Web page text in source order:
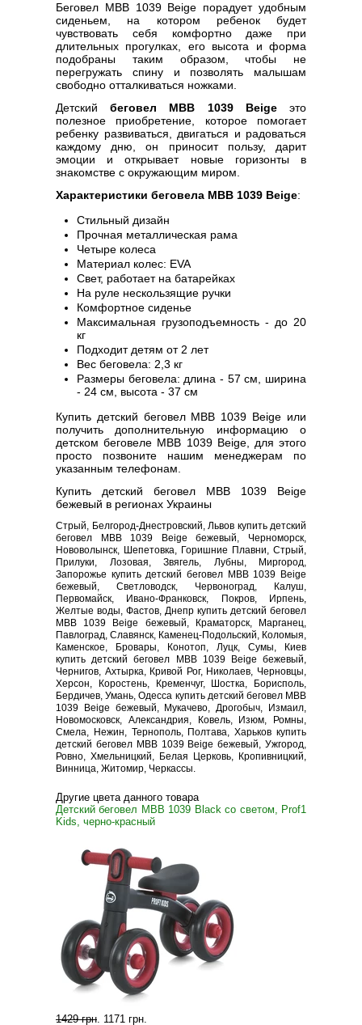
Беговел MBB 1039 Beige порадует удобным
сиденьем, на котором ребенок будет
чувствовать себя комфортно даже при
длительных прогулках, его высота и форма
подобраны таким образом, чтобы не
перегружать спину и позволять малышам
свободно отталкиваться ножками.
Детскийбеговел MBB 1039 Beigeэто
полезное приобретение, которое помогает
ребенку развиваться, двигаться и радоваться
каждому дню, он приносит пользу, дарит
эмоции и открывает новые горизонты в
знакомстве с окружающим миром.
Характеристики беговела MBB 1039 Beige:
Стильный дизайн
Прочная металлическая рама
Четыре колеса
Материал колес: EVA
Свет, работает на батарейках
На руле нескользящие ручки
Комфортное сиденье
Максимальная грузоподъемность - до 20
кг
Подходит детям от 2 лет
Вес беговела: 2,3 кг
Размеры беговела: длина - 57 см, ширина
- 24 см, высота - 37 см
Купить детский беговел MBB 1039 Beige или
получить дополнительную информацию о
детском беговеле MBB 1039 Beige, для этого
просто позвоните нашим менеджерам по
указанным телефонам.
Купить детский беговел MBB 1039 Beige
бежевый в регионах Украины
Стрый, Белгород-Днестровский, Львов купить детский
беговел MBB 1039 Beige бежевый, Черноморск,
Нововолынск, Шепетовка, Горишние Плавни, Стрый,
Прилуки, Лозовая, Звягель, Лубны, Миргород,
Запорожье купить детский беговел MBB 1039 Beige
бежевый, Светловодск, Червоноград, Калуш,
Первомайск, Ивано-Франковск, Покров, Ирпень,
Желтые воды, Фастов, Днепр купить детский беговел
MBB 1039 Beige бежевый, Краматорск, Марганец,
Павлоград, Славянск, Каменец-Подольский, Коломыя,
Каменское, Бровары, Конотоп, Луцк, Сумы, Киев
купить детский беговел MBB 1039 Beige бежевый,
Чернигов, Ахтырка, Кривой Рог, Николаев, Черновцы,
Херсон, Коростень, Кременчуг, Шостка, Борисполь,
Бердичев, Умань, Одесса купить детский беговел MBB
1039 Beige бежевый, Мукачево, Дрогобыч, Измаил,
Новомосковск, Александрия, Ковель, Изюм, Ромны,
Смела, Нежин, Тернополь, Полтава, Харьков купить
детский беговел MBB 1039 Beige бежевый, Ужгород,
Ровно, Хмельницкий, Белая Церковь, Кропивницкий,
Винница, Житомир, Черкассы.
Другие цвета данного товара
Детский беговел MBB 1039 Black со светом, Prof1
Kids, черно-красный
1429 грн. 1171 грн.